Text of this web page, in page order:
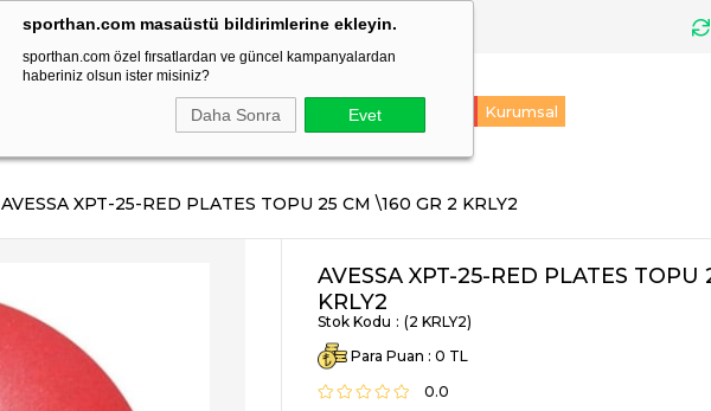
sporthan.com masaüstü bildirimlerine ekleyin.
sporthan.com özel fırsatlardan ve güncel kampanyalardan
haberiniz olsun ister misiniz?
Daha Sonra Evet
TÜM SİPARİŞLER AYNI GÜN KARGODA!
Spor Malzemeleri Takım Sporları Kurumsal
AVESSA XPT-25-RED PLATES TOPU 25 CM \160 GR 2 KRLY2
AVESSA XPT-25-RED PLATES TOPU
KRLY2
Stok Kodu
(2 KRLY2)
Para Puan : 0
0.0